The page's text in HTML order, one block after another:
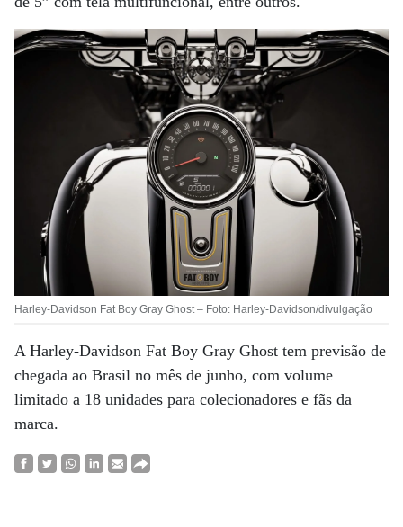
Harley-Davidson Fat Boy Gray Ghost – Foto: Harley-Davidson/divulgação
A Harley-Davidson Fat Boy Gray Ghost tem previsão de
chegada ao Brasil no mês de junho, com volume
limitado a 18 unidades para colecionadores e fãs da
marca.